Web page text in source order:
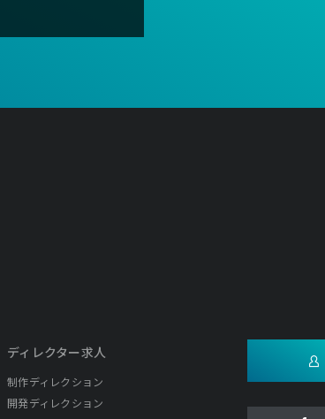
ディレクター求人
制作ディレクション
開発ディレクション